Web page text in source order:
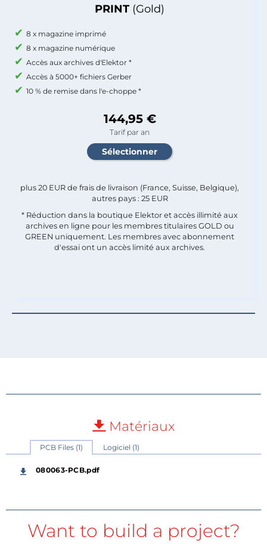
PRINT (Gold)
8 x magazine imprimé
8 x magazine numérique
Accès aux archives d'Elektor *
Accès à 5000+ fichiers Gerber
10 % de remise dans l'e-choppe *
144,95 €
Tarif par an
plus 20 EUR de frais de livraison (France, Suisse, Belgique),
autres pays : 25 EUR
* Réduction dans la boutique Elektor et accès illimité aux
archives en ligne pour les membres titulaires GOLD ou
GREEN uniquement. Les membres avec abonnement
d'essai ont un accès limité aux archives.
Matériaux
PCB Files (1) Logiciel (1)
080063-PCB.pdf
Want to build a project?